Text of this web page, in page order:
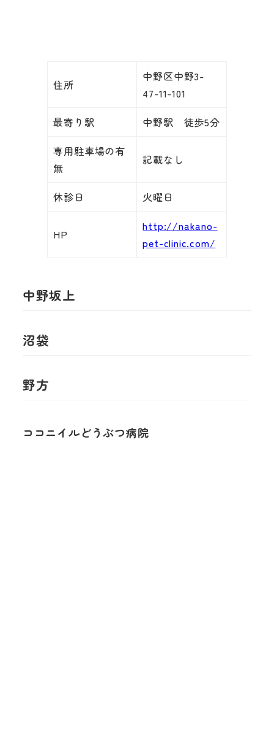
住所
中野区中野3-
47-11-101
最寄り駅
中野駅 徒歩5分
専用駐車場の有
無
記載なし
休診日 火曜日
HP
http://nakano-
pet-clinic.com/
中野坂上
沼袋
野方
ココニイルどうぶつ病院